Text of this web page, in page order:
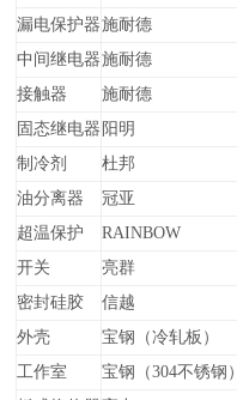
漏电保护器施耐德
中间继电器施耐德
接触器
施耐德
固态继电器 阳明
制冷剂
杜邦
油分离器
冠亚
超温保护
RAINBOW
开关
亮群
密封硅胶
信越
外壳
宝钢（冷轧板）
工作室
宝钢（304不锈钢）